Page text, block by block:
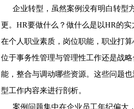
企业转型，虽然案例没有明白转型
更。HR要做什么？做什么是以HR的
在个人职业素质，岗位职能，职业打
位于事务性管理与管理性工作还是战
能，整合与调动哪些资源。这些问题
型工作内容来进行剖析。
案例问题集中在企业员工年纪偏大